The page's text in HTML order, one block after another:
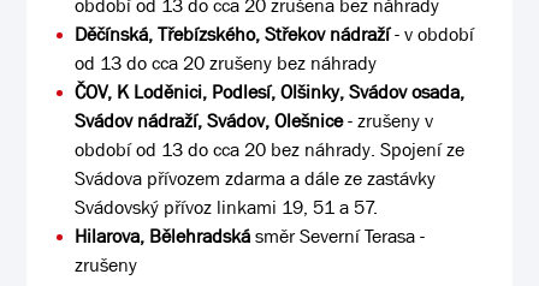
období od 13 do cca 20 zrušena bez náhrady
Děčínská, Třebízského, Střekov nádraží- v období
od 13 do cca 20 zrušeny bez náhrady
ČOV, K Loděnici, Podlesí, Olšinky, Svádov osada,
Svádov nádraží, Svádov, Olešnice- zrušeny v
období od 13 do cca 20 bez náhrady. Spojení ze
Svádova přívozem zdarma a dále ze zastávky
Svádovský přívoz linkami 19, 51 a 57.
Hilarova, Bělehradskásměr Severní Terasa -
zrušeny